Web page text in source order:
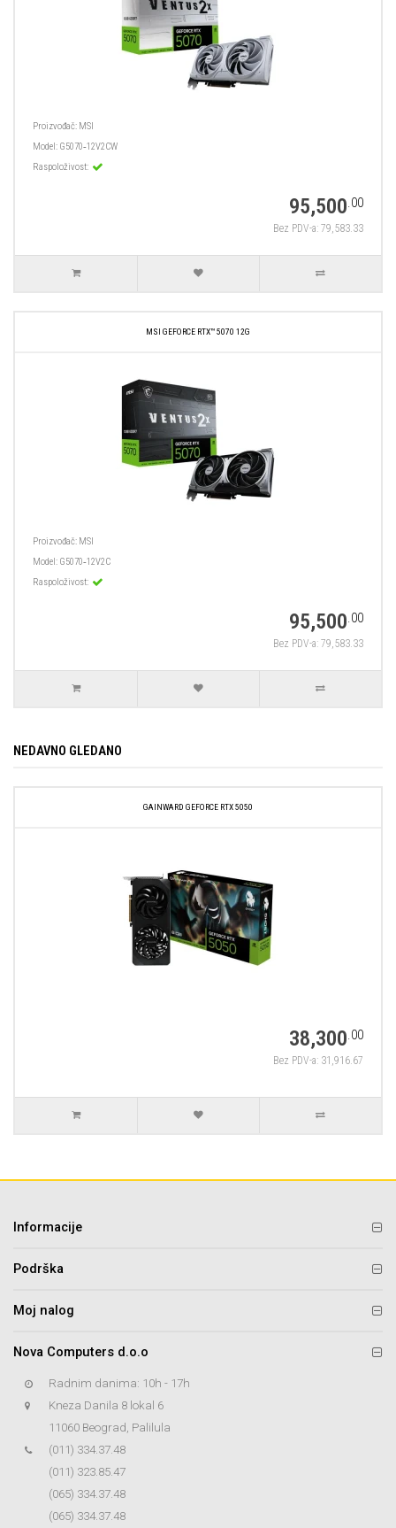
Proizvođač: MSI
Model: G5070‑12V2CW
Raspoloživost:
95,500.00
Bez PDV-a: 79,583.33
MSI GEFORCE RTX™ 5070 12G
Proizvođač: MSI
Model: G5070‑12V2C
Raspoloživost:
95,500.00
Bez PDV-a: 79,583.33
NEDAVNO GLEDANO
GAINWARD GEFORCE RTX 5050
38,300.00
Bez PDV-a: 31,916.67
Informacije
Podrška
Moj nalog
Nova Computers d.o.o
Radnim danima: 10h - 17h
Kneza Danila 8 lokal 6
11060 Beograd, Palilula
(011) 334.37.48
(011) 323.85.47
(065) 334.37.48
(065) 334.37.48